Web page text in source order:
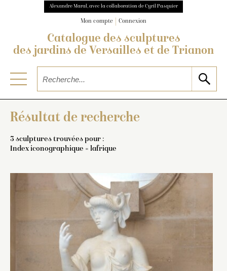
Alexandre Maral, avec la collaboration de Cyril Pasquier
Mon compte Connexion
Catalogue des sculptures
des jardins de Versailles et de Trianon
Résultat de recherche
3 sculptures trouvées pour :
Index iconographique = lafrique